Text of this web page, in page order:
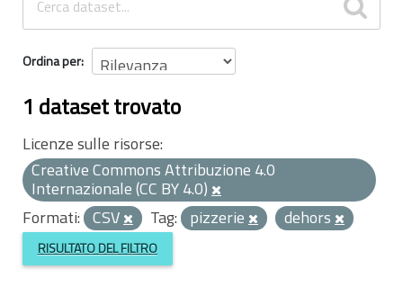
Ordina per
1 dataset trovato
Licenze sulle risorse:
Creative Commons Attribuzione 4.0
Internazionale (CC BY 4.0)
Formati: CSV Tag: pizzerie dehors
RISULTATO DEL FILTRO